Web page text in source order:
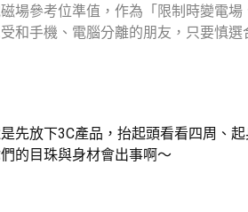
場參考位準值，作為「限制時變電場
和手機、電腦分離的朋友，只要慎
先放下3C產品，抬起頭看看四周、
的目珠與身材會出事啊～